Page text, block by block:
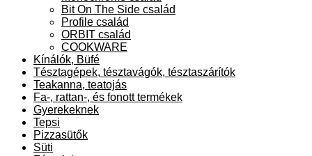
Bit On The Side család
Profile család
ORBIT család
COOKWARE
Kínálók, Büfé
Tésztagépek, tésztavágók, tésztaszárítók
Teakanna, teatojás
Fa-, rattan-, és fonott termékek
Gyerekeknek
Tepsi
Pizzasütők
Süti